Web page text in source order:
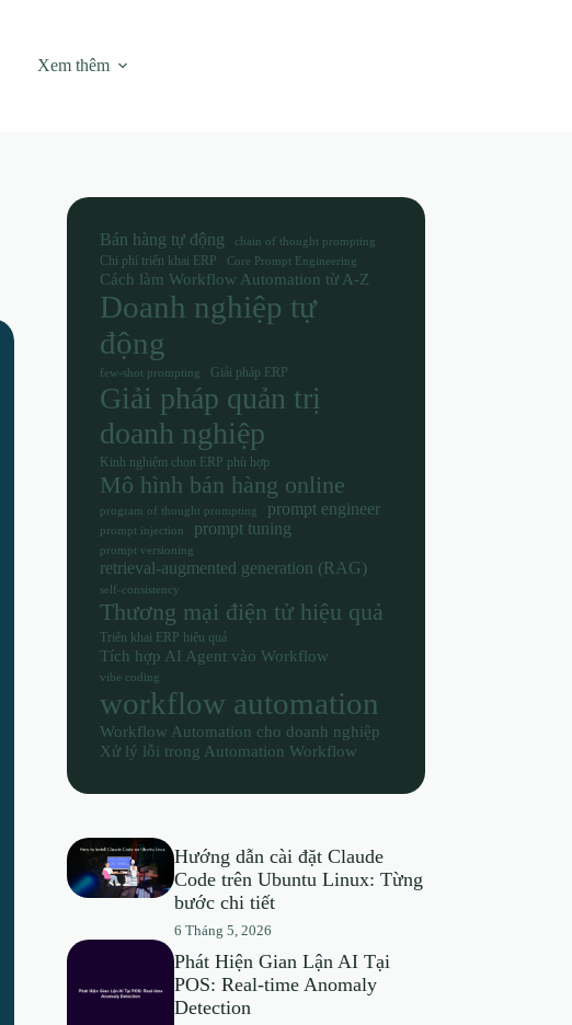
Xem thêm
Bán hàng tự động chain of thought prompting
Chi phí triển khai ERP Core Prompt Engineering
Cách làm Workflow Automation từ A-Z
Doanh nghiệp tự
động
few-shot prompting Giải pháp ERP
Giải pháp quản trị
doanh nghiệp
Kinh nghiệm chọn ERP phù hợp
Mô hình bán hàng online
program of thought prompting prompt engineer
prompt injection prompt tuning
prompt versioning
retrieval-augmented generation (RAG)
self-consistency
Thương mại điện tử hiệu quả
Triển khai ERP hiệu quả
Tích hợp AI Agent vào Workflow
vibe coding
workflow automation
Workflow Automation cho doanh nghiệp
Xử lý lỗi trong Automation Workflow
Hướng dẫn cài đặt Claude
Code trên Ubuntu Linux: Từng
bước chi tiết
6 Tháng 5, 2026
Phát Hiện Gian Lận AI Tại
POS: Real-time Anomaly
Detection